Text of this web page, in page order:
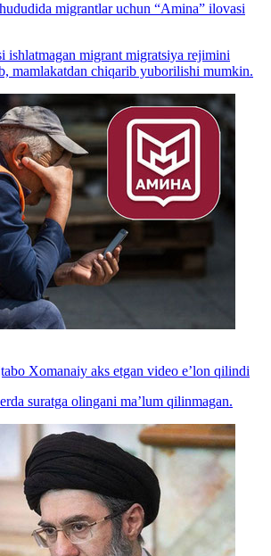
migrantlar uchun “Amina” ilovasi
ishlatmagan migrant migratsiya rejimini
mamlakatdan chiqarib yuborilishi mumkin.
Xomanaiy aks etgan video e’lon qilindi
suratga olingani ma’lum qilinmagan.